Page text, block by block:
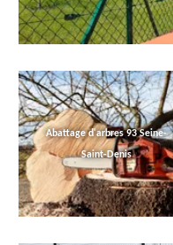
Abattage d'arbres 93 Seine-
Saint-Denis